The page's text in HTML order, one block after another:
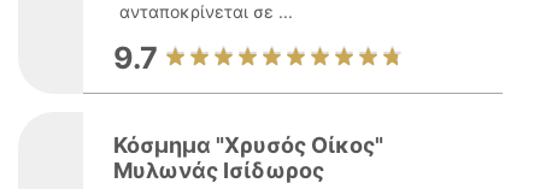
ανταποκρίνεται σε ...
9.7
Κόσμημα "Χρυσός Οίκος"
Μυλωνάς Ισίδωρος